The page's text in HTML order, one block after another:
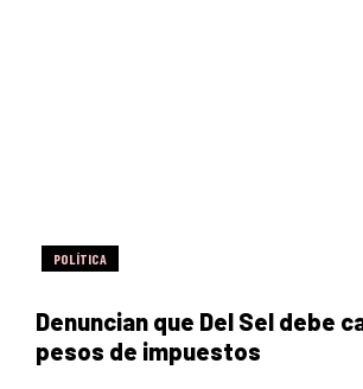
POLÍTICA
Denuncian que Del Sel debe
pesos de impuestos